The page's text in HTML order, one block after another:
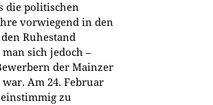
die politischen
vorwiegend in den
Ruhestand
sich jedoch –
der Mainzer
Am 24. Februar
zu